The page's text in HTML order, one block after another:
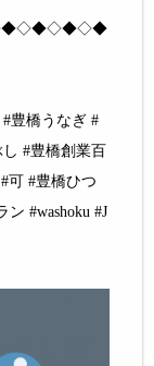
豊橋うなぎ #
#豊橋創業百
可 #豊橋ひつ
#washoku #J